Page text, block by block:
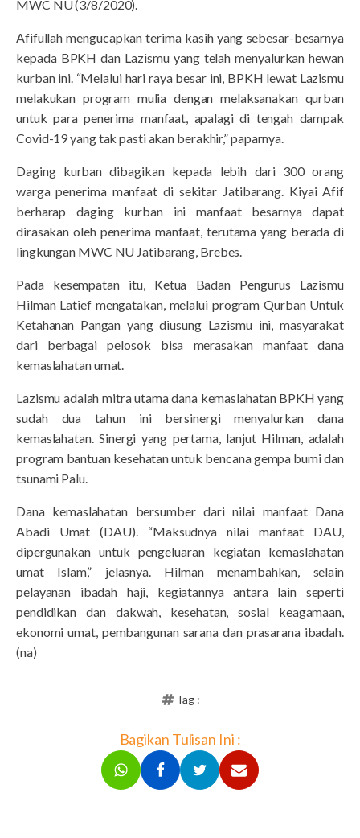
MWC NU (3/8/2020).
Afifullah mengucapkan terima kasih yang sebesar-besarnya
kepada BPKH dan Lazismu yang telah menyalurkan hewan
kurban ini. “Melalui hari raya besar ini, BPKH lewat Lazismu
melakukan program mulia dengan melaksanakan qurban
untuk para penerima manfaat, apalagi di tengah dampak
Covid-19 yang tak pasti akan berakhir,” paparnya.
Daging kurban dibagikan kepada lebih dari 300 orang
warga penerima manfaat di sekitar Jatibarang. Kiyai Afif
berharap daging kurban ini manfaat besarnya dapat
dirasakan oleh penerima manfaat, terutama yang berada di
lingkungan MWC NU Jatibarang, Brebes.
Pada kesempatan itu, Ketua Badan Pengurus Lazismu
Hilman Latief mengatakan, melalui program Qurban Untuk
Ketahanan Pangan yang diusung Lazismu ini, masyarakat
dari berbagai pelosok bisa merasakan manfaat dana
kemaslahatan umat.
Lazismu adalah mitra utama dana kemaslahatan BPKH yang
sudah dua tahun ini bersinergi menyalurkan dana
kemaslahatan. Sinergi yang pertama, lanjut Hilman, adalah
program bantuan kesehatan untuk bencana gempa bumi dan
tsunami Palu.
Dana kemaslahatan bersumber dari nilai manfaat Dana
Abadi Umat (DAU). “Maksudnya nilai manfaat DAU,
dipergunakan untuk pengeluaran kegiatan kemaslahatan
umat Islam,” jelasnya. Hilman menambahkan, selain
pelayanan ibadah haji, kegiatannya antara lain seperti
pendidikan dan dakwah, kesehatan, sosial keagamaan,
ekonomi umat, pembangunan sarana dan prasarana ibadah.
(na)
Tag :
Bagikan Tulisan Ini :